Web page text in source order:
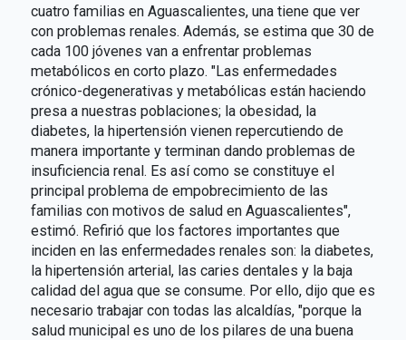
cuatro familias en Aguascalientes, una tiene que ver
con problemas renales. Además, se estima que 30 de
cada 100 jóvenes van a enfrentar problemas
metabólicos en corto plazo. "Las enfermedades
crónico-degenerativas y metabólicas están haciendo
presa a nuestras poblaciones; la obesidad, la
diabetes, la hipertensión vienen repercutiendo de
manera importante y terminan dando problemas de
insuficiencia renal. Es así como se constituye el
principal problema de empobrecimiento de las
familias con motivos de salud en Aguascalientes",
estimó. Refirió que los factores importantes que
inciden en las enfermedades renales son: la diabetes,
la hipertensión arterial, las caries dentales y la baja
calidad del agua que se consume. Por ello, dijo que es
necesario trabajar con todas las alcaldías, "porque la
salud municipal es uno de los pilares de una buena